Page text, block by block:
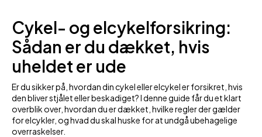
Cykel- og elcykelforsikring:
Sådan er du dækket, hvis
uheldet er ude
Er du sikker på, hvordan din cykel eller elcykel er forsikret, hvis
den bliver stjålet eller beskadiget? I denne guide får du et klart
overblik over, hvordan du er dækket, hvilke regler der gælder
for elcykler, og hvad du skal huske for at undgå ubehagelige
overraskelser.